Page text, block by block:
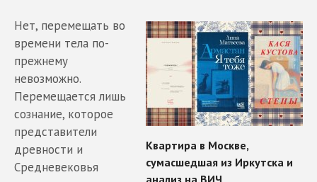
Нет, перемещать во
времени тела по-
прежнему
невозможно.
Перемещается лишь
сознание, которое
представители
древности и
Средневековья